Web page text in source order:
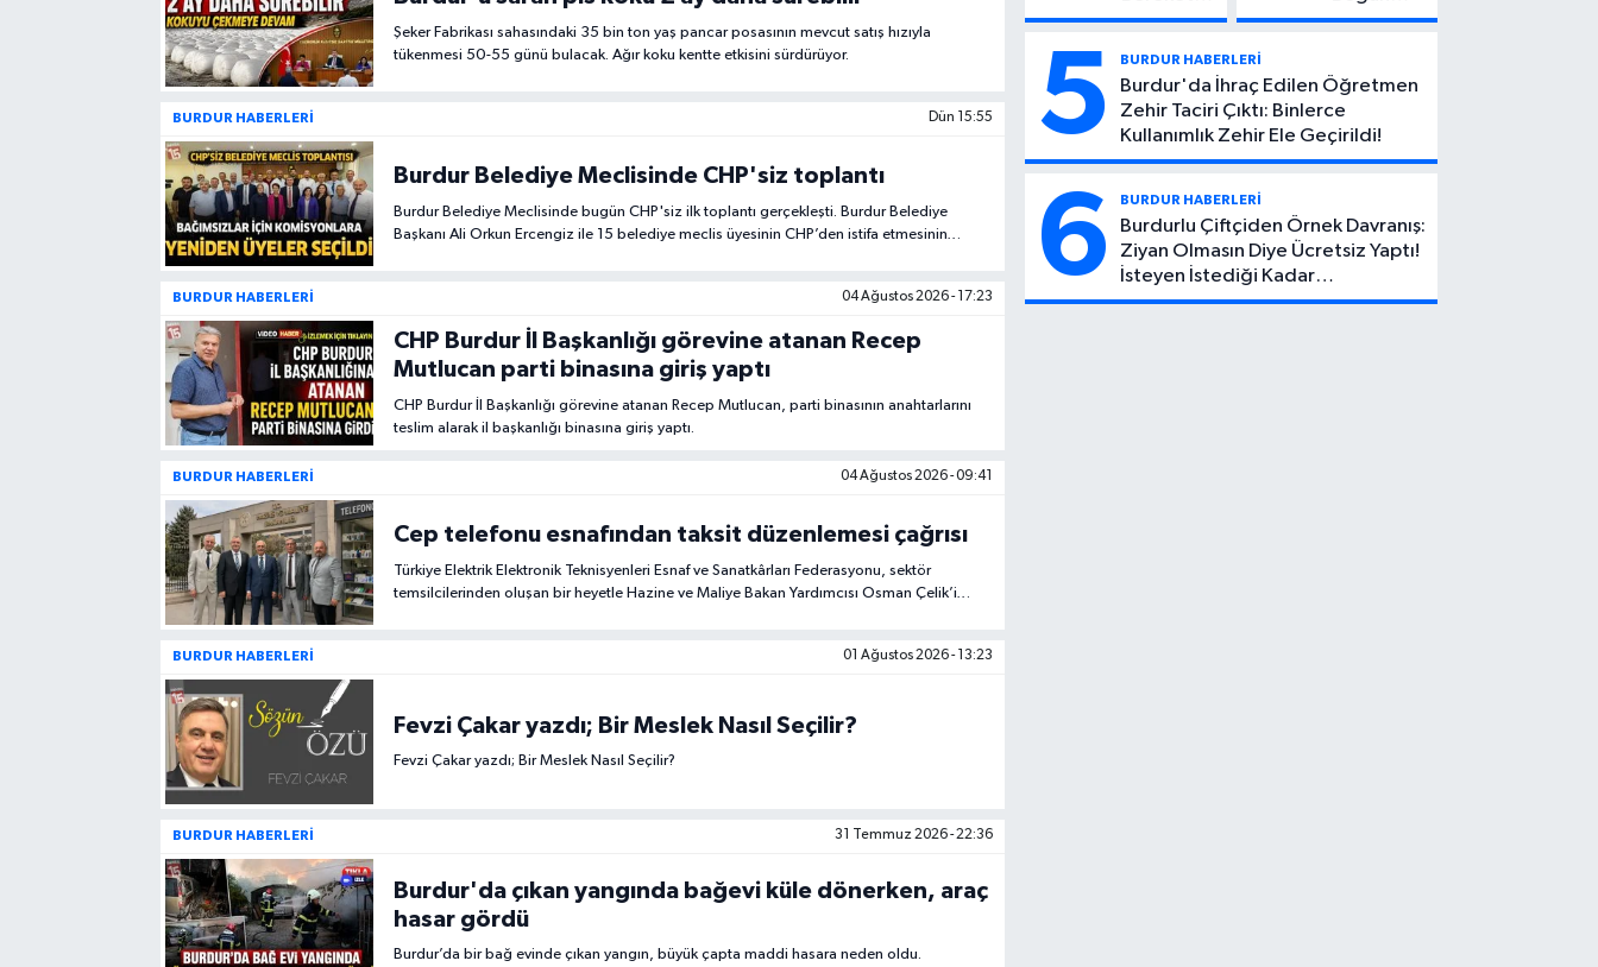
Şeker Fabrikası sahasındaki 35 bin ton yaş pancar posasının mevcut satış hızıyla
tükenmesi 50-55 günü bulacak. Ağır koku kentte etkisini sürdürüyor.
BURDUR HABERLERİ Dün 15:55
Burdur Belediye Meclisinde CHP'siz toplantı
Burdur Belediye Meclisinde bugün CHP'siz ilk toplantı gerçekleşti. Burdur Belediye
Başkanı Ali Orkun Ercengiz ile 15 belediye meclis üyesinin CHP’den istifa etmesinin
BURDUR HABERLERİ 04 Ağustos 2026 - 17:23
CHP Burdur İl Başkanlığı görevine atanan Recep
Mutlucan parti binasına giriş yaptı
CHP Burdur İl Başkanlığı görevine atanan Recep Mutlucan, parti binasının anahtarlarını
teslim alarak il başkanlığı binasına giriş yaptı.
BURDUR HABERLERİ 04 Ağustos 2026 - 09:41
Cep telefonu esnafından taksit düzenlemesi çağrısı
Türkiye Elektrik Elektronik Teknisyenleri Esnaf ve Sanatkârları Federasyonu, sektör
temsilcilerinden oluşan bir heyetle Hazine ve Maliye Bakan Yardımcısı Osman Çelik’i
BURDUR HABERLERİ 01 Ağustos 2026 - 13:23
Fevzi Çakar yazdı; Bir Meslek Nasıl Seçilir?
Fevzi Çakar yazdı; Bir Meslek Nasıl Seçilir?
BURDUR HABERLERİ 31 Temmuz 2026 - 22:36
Burdur'da çıkan yangında bağevi küle dönerken, araç
hasar gördü
Burdur’da bir bağ evinde çıkan yangın, büyük çapta maddi hasara neden oldu.
Köyü
Feci Kaza:
1 Ölü, 2
Yaralı
Ölüm:
Can Atıcı
Genç
Yaşta
Yaşamını
Yitirdi
5 BURDUR HABERLERİ
Burdur'da İhraç Edilen Öğretmen
Zehir Taciri Çıktı: Binlerce
Kullanımlık Zehir Ele Geçirildi!
6 BURDUR HABERLERİ
Burdurlu Çiftçiden Örnek Davranış:
Ziyan Olmasın Diye Ücretsiz Yaptı!
İsteyen İstediği Kadar
Toplayabilecek